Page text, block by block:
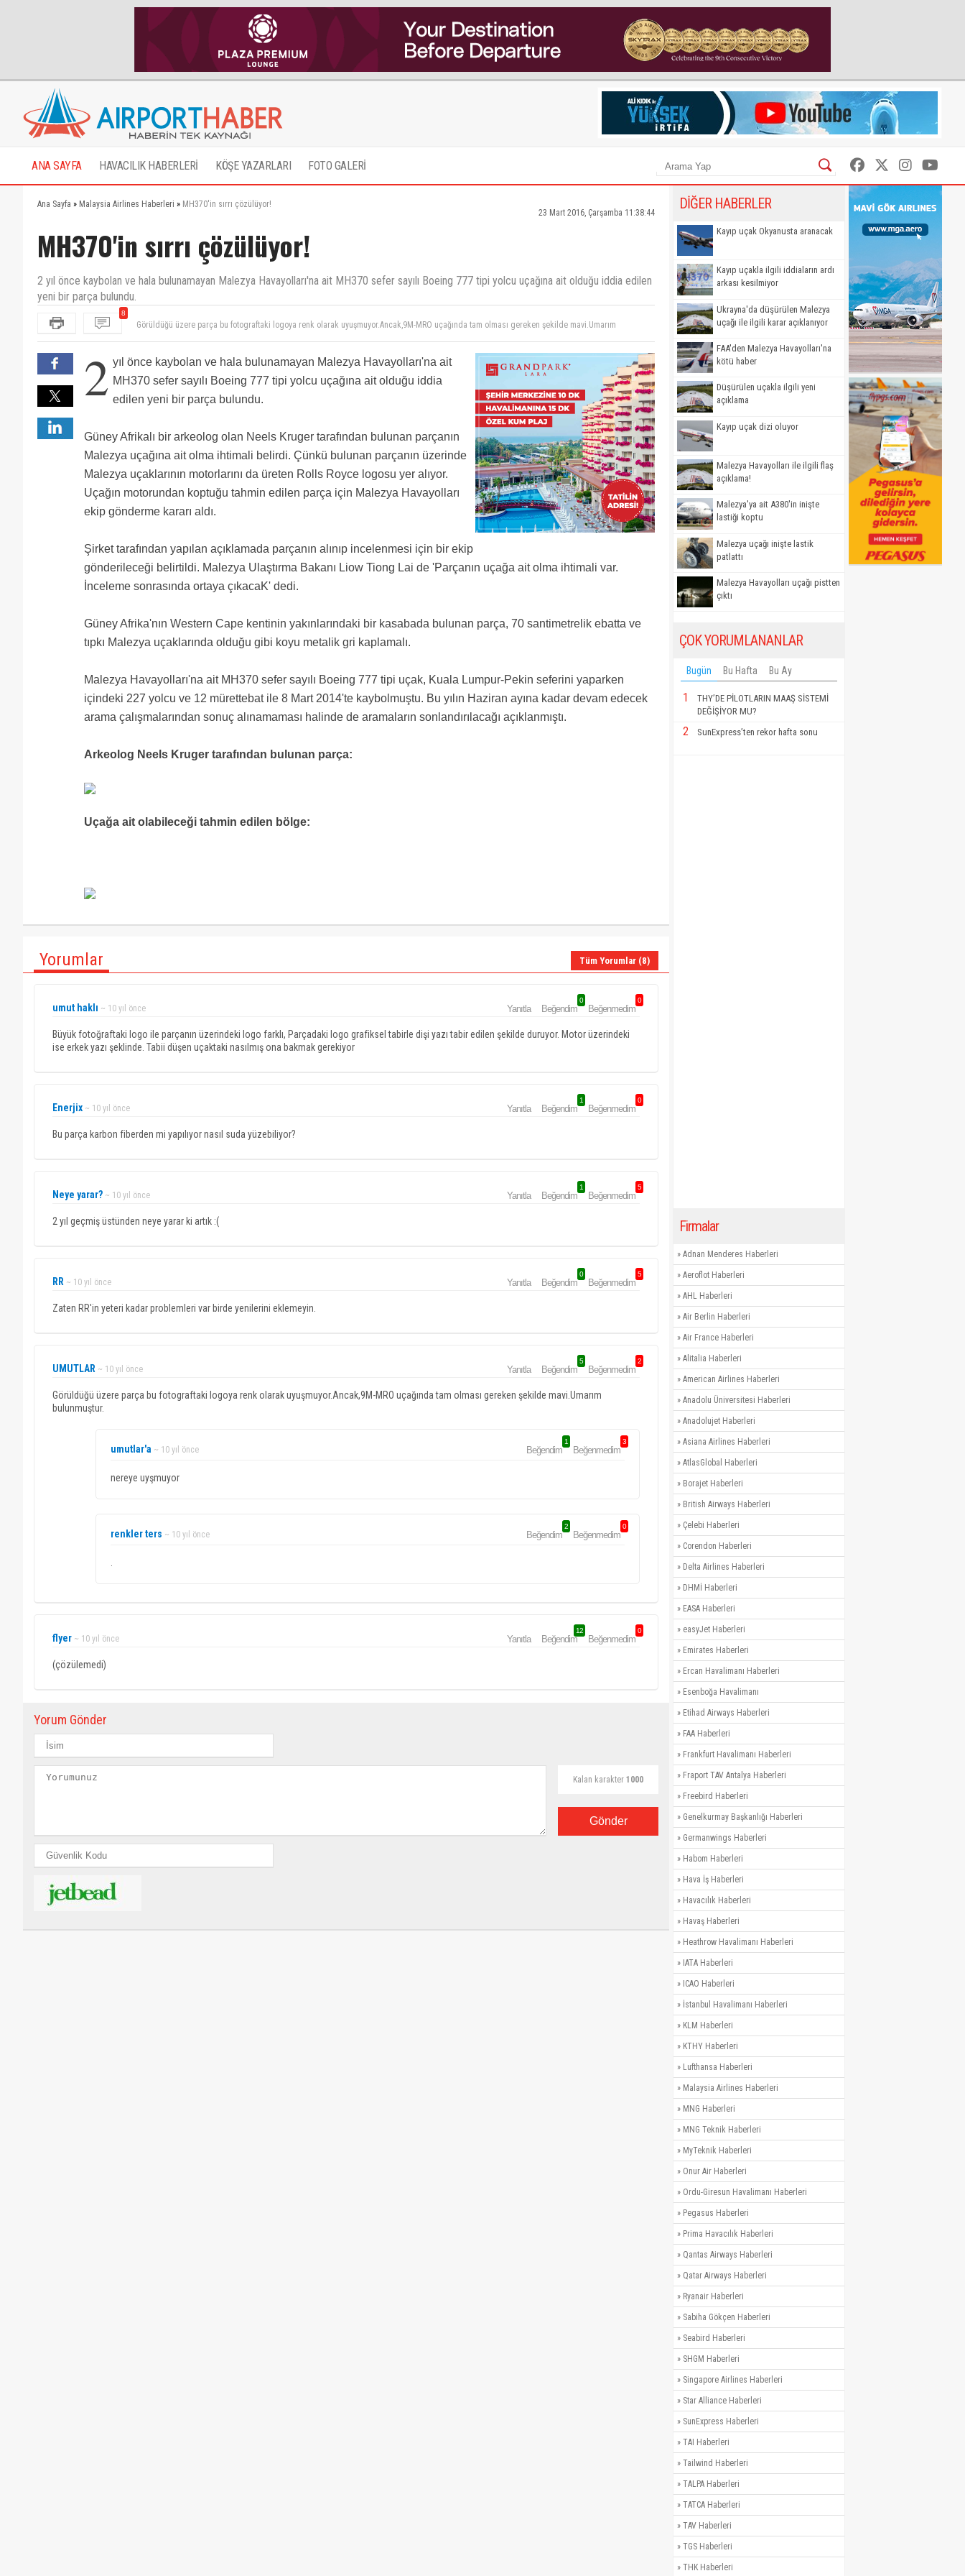
ANA SAYFA HAVACILIK HABERLERİ KÖŞE YAZARLARI FOTO GALERİ
Ana Sayfa » Malaysia Airlines Haberleri » MH370'in sırrı çözülüyor!
23 Mart 2016, Çarşamba 11:38:44
MH370'in sırrı çözülüyor!
2 yıl önce kaybolan ve hala bulunamayan Malezya Havayolları'na ait MH370 sefer sayılı Boeing 777 tipi yolcu uçağına ait olduğu iddia edilen
yeni bir parça bulundu.
8
(çözülemedi)
2 yıl geçmiş üstünden neye yarar ki artık :(
Zaten RR'in yeteri kadar problemleri var birde yenilerini eklemeyin.
Görüldüğü üzere parça bu fotograftaki logoya renk olarak uyuşmuyor.Ancak,9M-MRO uçağında tam olması gereken şekilde mavi.Umarım
bulunmuştur.
2 yıl önce kaybolan ve hala bulunamayan Malezya Havayolları'na ait
MH370 sefer sayılı Boeing 777 tipi yolcu uçağına ait olduğu iddia
edilen yeni bir parça bulundu.
Güney Afrikalı bir arkeolog olan Neels Kruger tarafından bulunan parçanın
Malezya uçağına ait olma ihtimali belirdi. Çünkü bulunan parçanın üzerinde
Malezya uçaklarının motorlarını da üreten Rolls Royce logosu yer alıyor.
Uçağın motorundan koptuğu tahmin edilen parça için Malezya Havayolları
ekip gönderme kararı aldı.
Şirket tarafından yapılan açıklamada parçanın alınıp incelenmesi için bir ekip
gönderileceği belirtildi. Malezya Ulaştırma Bakanı Liow Tiong Lai de 'Parçanın uçağa ait olma ihtimali var.
İnceleme sonrasında ortaya çıkacaK' dedi.
Güney Afrika'nın Western Cape kentinin yakınlarındaki bir kasabada bulunan parça, 70 santimetrelik ebatta ve
tıpkı Malezya uçaklarında olduğu gibi koyu metalik gri kaplamalı.
Malezya Havayolları'na ait MH370 sefer sayılı Boeing 777 tipi uçak, Kuala Lumpur-Pekin seferini yaparken
içindeki 227 yolcu ve 12 mürettebat ile 8 Mart 2014'te kaybolmuştu. Bu yılın Haziran ayına kadar devam edecek
arama çalışmalarından sonuç alınamaması halinde de aramaların sonlandırılacağı açıklanmıştı.
Arkeolog Neels Kruger tarafından bulunan parça:
Uçağa ait olabileceği tahmin edilen bölge:
Yorumlar Tüm Yorumlar (8)
umut haklı ~ 10 yıl önce Yanıtla Beğendim
0
Beğenmedim
0
Büyük fotoğraftaki logo ile parçanın üzerindeki logo farklı, Parçadaki logo grafiksel tabirle dişi yazı tabir edilen şekilde duruyor. Motor üzerindeki
ise erkek yazı şeklinde. Tabii düşen uçaktaki nasılmış ona bakmak gerekiyor
Enerjix ~ 10 yıl önce Yanıtla Beğendim
1
Beğenmedim
0
Bu parça karbon fiberden mi yapılıyor nasıl suda yüzebiliyor?
Neye yarar? ~ 10 yıl önce Yanıtla Beğendim
1
Beğenmedim
5
2 yıl geçmiş üstünden neye yarar ki artık :(
RR ~ 10 yıl önce Yanıtla Beğendim
0
Beğenmedim
5
Zaten RR'in yeteri kadar problemleri var birde yenilerini eklemeyin.
UMUTLAR ~ 10 yıl önce Yanıtla Beğendim
5
Beğenmedim
2
Görüldüğü üzere parça bu fotograftaki logoya renk olarak uyuşmuyor.Ancak,9M-MRO uçağında tam olması gereken şekilde mavi.Umarım
bulunmuştur.
umutlar'a ~ 10 yıl önce Beğendim
1
Beğenmedim
3
nereye uyşmuyor
renkler ters ~ 10 yıl önce Beğendim
2
Beğenmedim
0
flyer ~ 10 yıl önce Yanıtla Beğendim
12
Beğenmedim
0
(çözülemedi)
Yorum Gönder
Kalan karakter 1000
Gönder
DİĞER HABERLER
Kayıp uçak Okyanusta aranacak
Kayıp uçakla ilgili iddiaların ardı
arkası kesilmiyor
Ukrayna'da düşürülen Malezya
uçağı ile ilgili karar açıklanıyor
FAA'den Malezya Havayolları'na
kötü haber
Düşürülen uçakla ilgili yeni
açıklama
Kayıp uçak dizi oluyor
Malezya Havayolları ile ilgili flaş
açıklama!
Malezya'ya ait A380'in inişte
lastiği koptu
Malezya uçağı inişte lastik
patlattı
Malezya Havayolları uçağı pistten
çıktı
ÇOK YORUMLANANLAR
Bugün Bu Hafta Bu Ay
1
THY’DE PİLOTLARIN MAAŞ SİSTEMİ
DEĞİŞİYOR MU?
2 SunExpress’ten rekor hafta sonu
Firmalar
» Adnan Menderes Haberleri
» Aeroflot Haberleri
» AHL Haberleri
» Air Berlin Haberleri
» Air France Haberleri
» Alitalia Haberleri
» American Airlines Haberleri
» Anadolu Üniversitesi Haberleri
» Anadolujet Haberleri
» Asiana Airlines Haberleri
» AtlasGlobal Haberleri
» Borajet Haberleri
» British Airways Haberleri
» Çelebi Haberleri
» Corendon Haberleri
» Delta Airlines Haberleri
» DHMİ Haberleri
» EASA Haberleri
» easyJet Haberleri
» Emirates Haberleri
» Ercan Havalimanı Haberleri
» Esenboğa Havalimanı
» Etihad Airways Haberleri
» FAA Haberleri
» Frankfurt Havalimanı Haberleri
» Fraport TAV Antalya Haberleri
» Freebird Haberleri
» Genelkurmay Başkanlığı Haberleri
» Germanwings Haberleri
» Habom Haberleri
» Hava İş Haberleri
» Havacılık Haberleri
» Havaş Haberleri
» Heathrow Havalimanı Haberleri
» IATA Haberleri
» ICAO Haberleri
» İstanbul Havalimanı Haberleri
» KLM Haberleri
» KTHY Haberleri
» Lufthansa Haberleri
» Malaysia Airlines Haberleri
» MNG Haberleri
» MNG Teknik Haberleri
» MyTeknik Haberleri
» Onur Air Haberleri
» Ordu-Giresun Havalimanı Haberleri
» Pegasus Haberleri
» Prima Havacılık Haberleri
» Qantas Airways Haberleri
» Qatar Airways Haberleri
» Ryanair Haberleri
» Sabiha Gökçen Haberleri
» Seabird Haberleri
» SHGM Haberleri
» Singapore Airlines Haberleri
» Star Alliance Haberleri
» SunExpress Haberleri
» TAI Haberleri
» Tailwind Haberleri
» TALPA Haberleri
» TATCA Haberleri
» TAV Haberleri
» TGS Haberleri
» THK Haberleri